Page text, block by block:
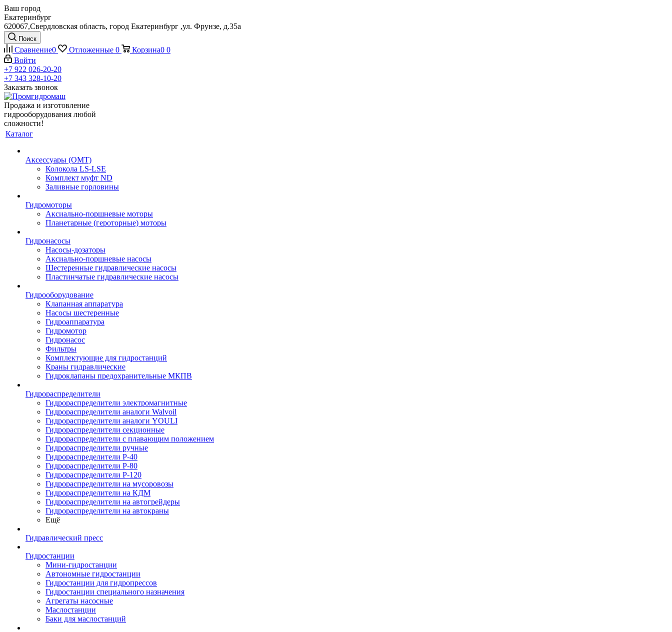
Ваш город
Екатеринбург
620067,Свердловская область, город Екатеринбург ,ул. Фрунзе, д.35а
Поиск
Сравнение0 Отложенные 0 Корзина0 0
Войти
+7 922 026-20-20
+7 343 328-10-20
Заказать звонок
Продажа и изготовление
гидрооборудования любой
сложности!
Каталог
Аксессуары (OMT)
Колокола LS-LSE
Комплект муфт ND
Заливные горловины
Гидромоторы
Аксиально-поршневые моторы
Планетарные (героторные) моторы
Гидронасосы
Насосы-дозаторы
Аксиально-поршневые насосы
Шестеренные гидравлические насосы
Пластинчатые гидравлические насосы
Гидрооборудование
Клапанная аппаратура
Насосы шестеренные
Гидроаппаратура
Гидромотор
Гидронасос
Фильтры
Комплектующие для гидростанций
Краны гидравлические
Гидроклапаны предохранительные МКПВ
Гидрораспределители
Гидрораспределители электромагнитные
Гидрораспределители аналоги Walvoil
Гидрораспределители аналоги YOULI
Гидрораспределители секционные
Гидрораспределители с плавающим положением
Гидрораспределители ручные
Гидрораспределители Р-40
Гидрораспределители Р-80
Гидрораспределители Р-120
Гидрораспределители на мусоровозы
Гидрораспределители на КДМ
Гидрораспределители на автогрейдеры
Гидрораспределители на автокраны
Ещё
Гидравлический пресс
Гидростанции
Мини-гидростанции
Автономные гидростанции
Гидростанции для гидропрессов
Гидростанции специального назначения
Агрегаты насосные
Маслостанции
Баки для маслостанций